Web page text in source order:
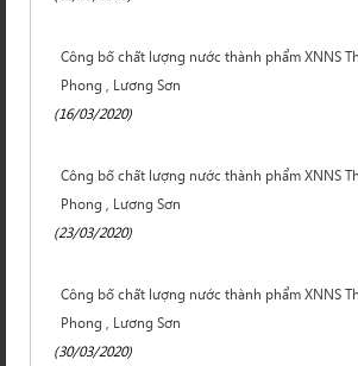
Công bố chất lượng nước thành phẩm XNNS
Phong , Lương Sơn
(16/03/2020)
Công bố chất lượng nước thành phẩm XNNS
Phong , Lương Sơn
(23/03/2020)
Công bố chất lượng nước thành phẩm XNNS
Phong , Lương Sơn
(30/03/2020)